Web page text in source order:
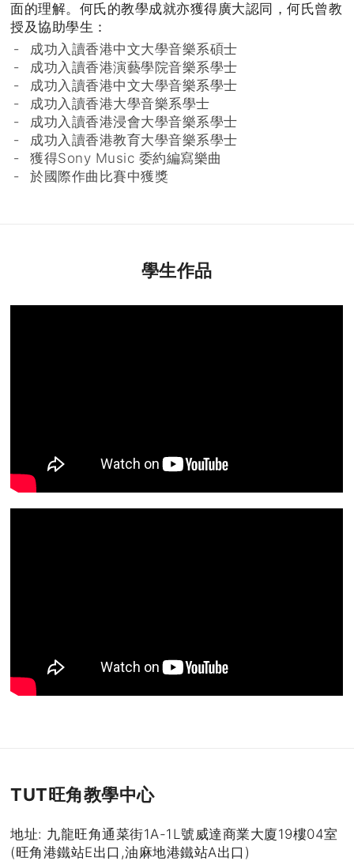
面的理解。何氏的教學成就亦獲得廣大認同，何氏曾教
授及協助學生：
成功入讀香港中文大學音樂系碩士
成功入讀香港演藝學院音樂系學士
成功入讀香港中文大學音樂系學士
成功入讀香港大學音樂系學士
成功入讀香港浸會大學音樂系學士
成功入讀香港教育大學音樂系學士
獲得Sony Music 委約編寫樂曲
於國際作曲比賽中獲獎
學生作品
TUT旺角教學中心
地址: 九龍旺角通菜街1A-1L號威達商業大廈19樓04室
(旺角港鐵站E出口,油麻地港鐵站A出口)